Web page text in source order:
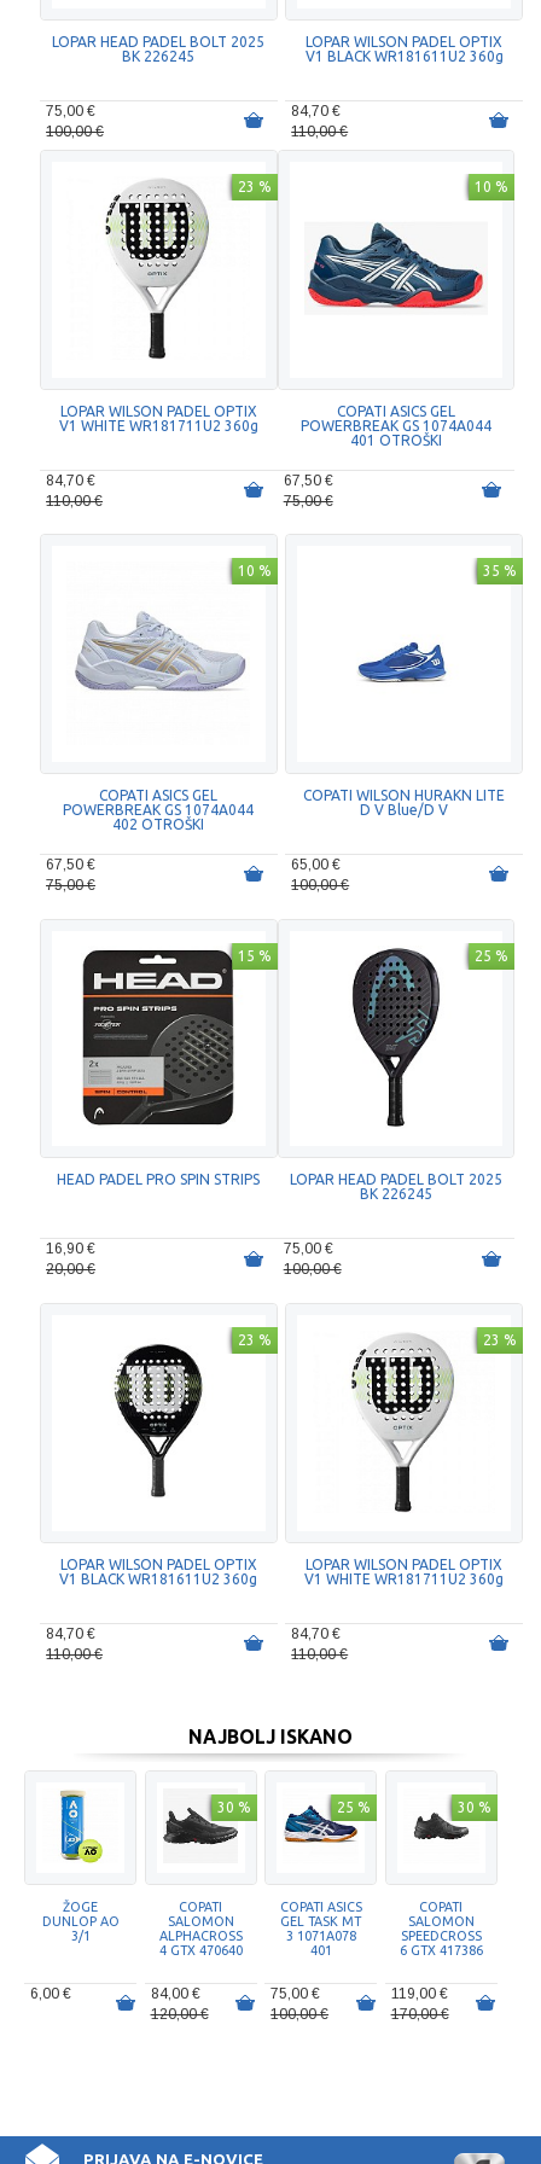
LOPAR HEAD PADEL BOLT 2025
BK 226245
75,00 €
100,00 €
LOPAR WILSON PADEL OPTIX
V1 BLACK WR181611U2 360g
84,70 €
110,00 €
23 %
LOPAR WILSON PADEL OPTIX
V1 WHITE WR181711U2 360g
84,70 €
110,00 €
10 %
COPATI ASICS GEL
POWERBREAK GS 1074A044
401 OTROŠKI
67,50 €
75,00 €
10 %
COPATI ASICS GEL
POWERBREAK GS 1074A044
402 OTROŠKI
67,50 €
75,00 €
35 %
COPATI WILSON HURAKN LITE
D V Blue/D V
65,00 €
100,00 €
15 %
HEAD PADEL PRO SPIN STRIPS
16,90 €
20,00 €
25 %
LOPAR HEAD PADEL BOLT 2025
BK 226245
75,00 €
100,00 €
23 %
LOPAR WILSON PADEL OPTIX
V1 BLACK WR181611U2 360g
84,70 €
110,00 €
23 %
LOPAR WILSON PADEL OPTIX
V1 WHITE WR181711U2 360g
84,70 €
110,00 €
NAJBOLJ ISKANO
ŽOGE
DUNLOP AO
3/1
6,00 €
30 %
COPATI
SALOMON
ALPHACROSS
4 GTX 470640
84,00 €
120,00 €
25 %
COPATI ASICS
GEL TASK MT
3 1071A078
401
75,00 €
100,00 €
30 %
COPATI
SALOMON
SPEEDCROSS
6 GTX 417386
119,00 €
170,00 €
50 % 25 % 25 % 25 %
PRIJAVA NA E-NOVICE